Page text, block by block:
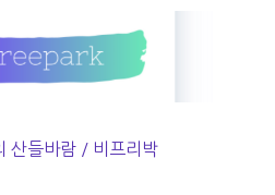
산들바람 / 비프리박